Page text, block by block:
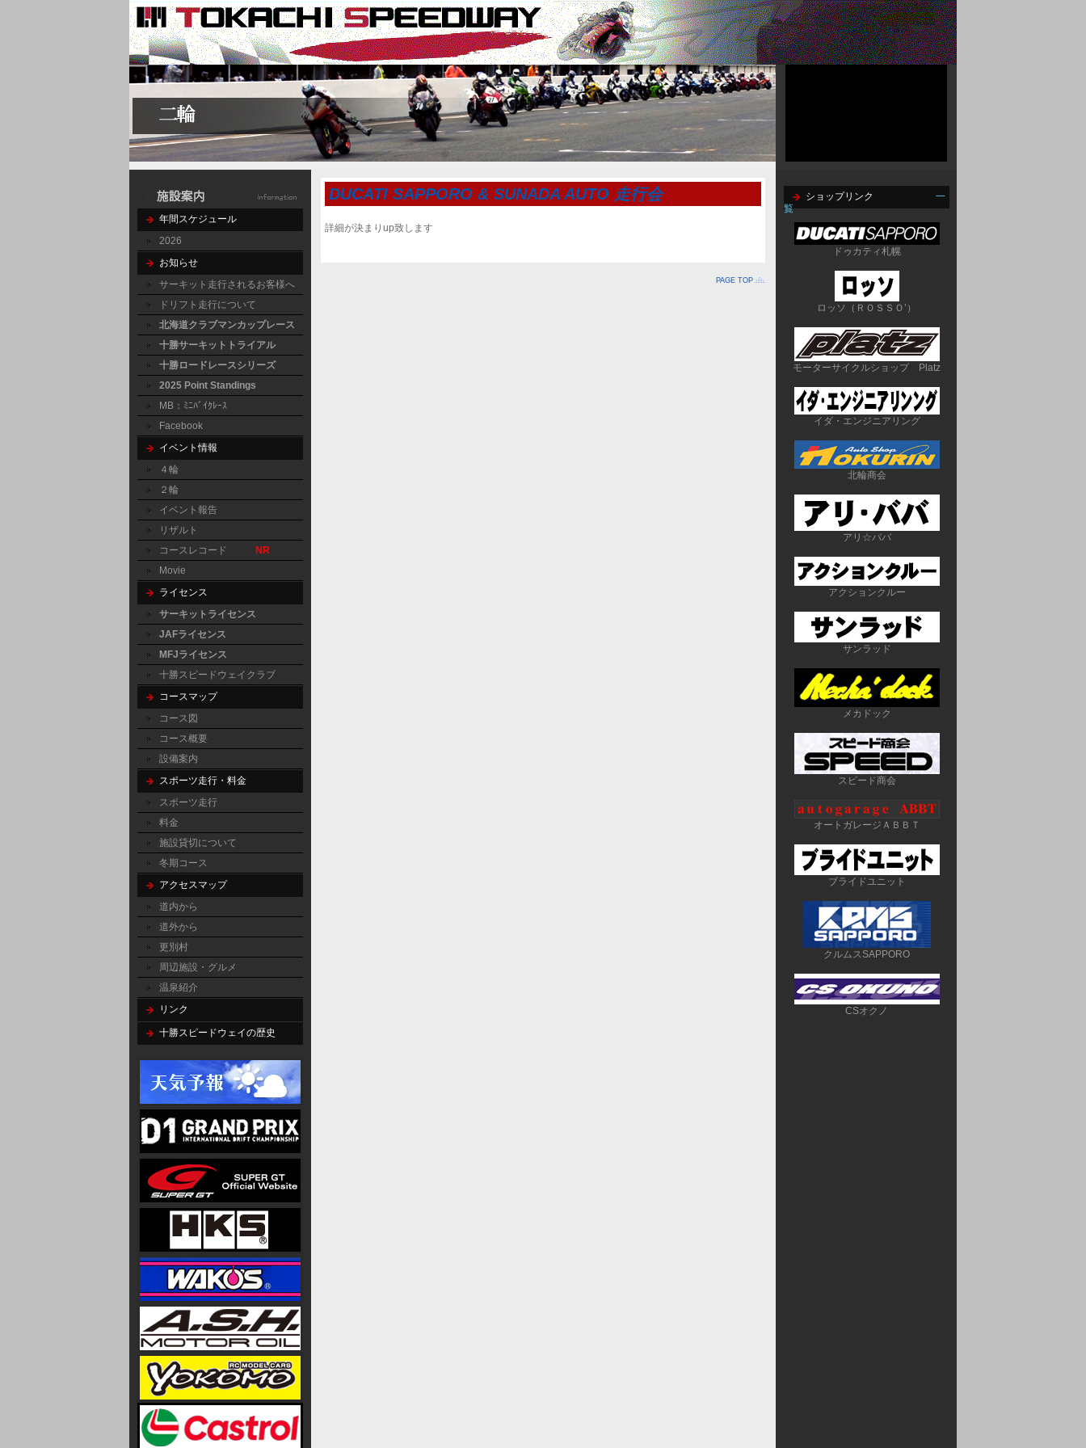
年間スケジュール
2026
お知らせ
サーキット走行されるお客様へ
ドリフト走行について
北海道クラブマンカップレース
十勝サーキットトライアル
十勝ロードレースシリーズ
2025 Point Standings
MB：ﾐﾆﾊﾞｲｸﾚｰｽ
Facebook
イベント情報
４輪
２輪
イベント報告
リザルト
コースレコード
NR
Movie
ライセンス
サーキットライセンス
JAFライセンス
MFJライセンス
十勝スピードウェイクラブ
コースマップ
コース図
コース概要
設備案内
スポーツ走行・料金
スポーツ走行
料金
施設貸切について
冬期コース
アクセスマップ
道内から
道外から
更別村
周辺施設・グルメ
温泉紹介
リンク
十勝スピードウェイの歴史
DUCATI SAPPORO & SUNADA AUTO 走行会
詳細が決まりup致します
PAGE TOP
ショップリンク
一
覧
ドゥカティ札幌
ロッソ（ＲＯＳＳＯ’）
モーターサイクルショップ　Platz
イダ・エンジニアリング
北輪商会
アリ☆ババ
アクションクルー
サンラッド
メカドック
スピード商会
オートガレージＡＢＢＴ
ブライドユニット
クルムスSAPPORO
CSオクノ